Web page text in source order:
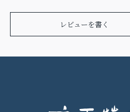
レビューを書く